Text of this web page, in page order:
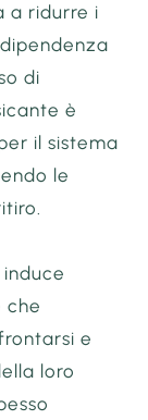
a ridurre i
di
è
il sistema
le
induce
che
e
loro